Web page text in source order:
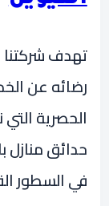
تهدف
رضائه عن
الحصرية
حدائقمنازل
في السطور